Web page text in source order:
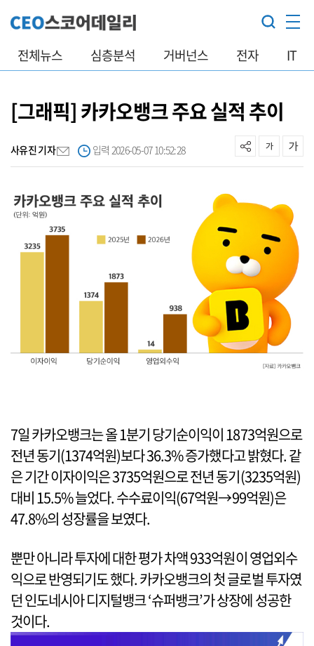
전체뉴스 심층분석 거버넌스 전자 IT
[그래픽] 카카오뱅크 주요 실적 추이
사유진 기자 입력 2026-05-07 10:52:28
7일 카카오뱅크는 올 1분기 당기순이익이 1873억원으로
전년 동기(1374억원)보다 36.3% 증가했다고 밝혔다. 같
은 기간 이자이익은 3735억원으로 전년 동기(3235억원)
대비 15.5% 늘었다. 수수료이익(67억원→99억원)은
47.8%의 성장률을 보였다.
뿐만 아니라 투자에 대한 평가 차액 933억원이 영업외수
익으로 반영되기도 했다. 카카오뱅크의 첫 글로벌 투자였
던 인도네시아 디지털뱅크 ‘슈퍼뱅크’가 상장에 성공한
것이다.